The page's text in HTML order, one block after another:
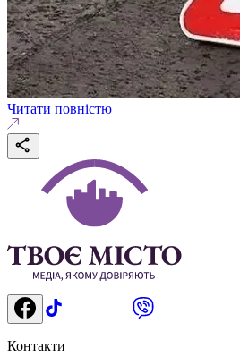
Читати повністю
Контакти